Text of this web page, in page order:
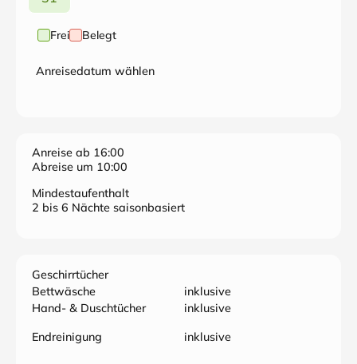
Frei Belegt
Anreisedatum wählen
Anreise ab 16:00
Abreise um 10:00
Mindestaufenthalt
2 bis 6 Nächte saisonbasiert
Geschirrtücher
Bettwäsche
inklusive
Hand- & Duschtücher
inklusive
Endreinigung
inklusive